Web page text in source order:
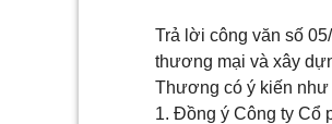
Trả lời công văn số
thương mại và xây
Thương có ý kiến như
1. Đồng ý Công ty Cổ